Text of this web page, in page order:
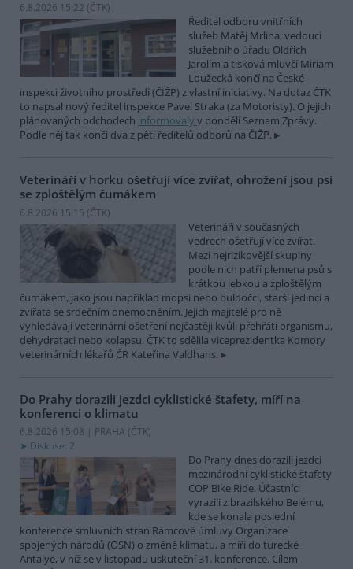
6.8.2026 15:22 (ČTK)
Ředitel odboru vnitřních
služeb Matěj Mrlina, vedoucí
služebního úřadu Oldřich
Jarolím a tisková mluvčí Miriam
Loužecká končí na České
inspekci životního prostředí (ČIŽP) z vlastní iniciativy. Na dotaz ČTK
to napsal nový ředitel inspekce Pavel Straka (za Motoristy). O jejich
plánovaných odchodech informovaly v pondělí Seznam Zprávy.
Podle něj tak končí dva z pěti ředitelů odborů na ČIŽP.
Veterináři v horku ošetřují více zvířat, ohrožení jsou psi
se zploštělým čumákem
6.8.2026 15:15 (ČTK)
Veterináři v současných
vedrech ošetřují více zvířat.
Mezi nejrizikovější skupiny
podle nich patří plemena psů s
krátkou lebkou a zploštělým
čumákem, jako jsou například mopsi nebo buldočci, starší jedinci a
zvířata se srdečním onemocněním. Jejich majitelé pro ně
vyhledávají veterinární ošetření nejčastěji kvůli přehřátí organismu,
dehydrataci nebo kolapsu. ČTK to sdělila viceprezidentka Komory
veterinárních lékařů ČR Kateřina Valdhans.
Do Prahy dorazili jezdci cyklistické štafety, míří na
konferenci o klimatu
6.8.2026 15:08 | PRAHA (ČTK)
Diskuse: 2
Do Prahy dnes dorazili jezdci
mezinárodní cyklistické štafety
COP Bike Ride. Účastníci
vyrazili z brazilského Belému,
kde se konala poslední
konference smluvních stran Rámcové úmluvy Organizace
spojených národů (OSN) o změně klimatu, a míří do turecké
Antalye, v níž se v listopadu uskuteční 31. konference. Cílem